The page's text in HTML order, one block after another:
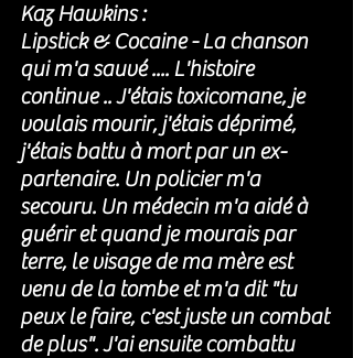
Kaz Hawkins :
Lipstick & Cocaine - La chanson
qui m'a sauvé .... L'histoire
continue .. J'étais toxicomane, je
voulais mourir, j'étais déprimé,
j'étais battu à mort par un ex-
partenaire. Un policier m'a
secouru. Un médecin m'a aidé à
guérir et quand je mourais par
terre, le visage de ma mère est
venu de la tombe et m'a dit "tu
peux le faire, c'est juste un combat
de plus". J'ai ensuite combattu